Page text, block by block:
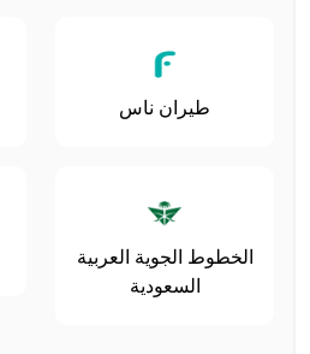
طيران ناس
الخطوط الجوية العربية
السعودية